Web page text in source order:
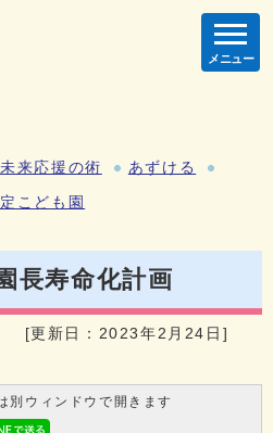
メニュー
来応援の術 あずける
こども園
長寿命化計画
[更新日：2023年2月24日]
別ウィンドウで開きます